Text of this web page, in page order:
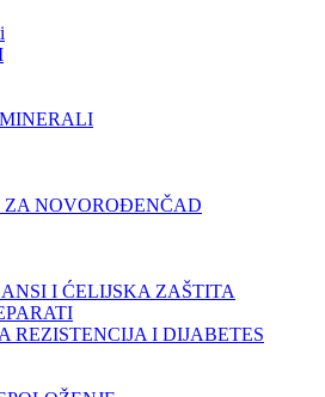
ZA NOVOROĐENČAD
I ĆELIJSKA ZAŠTITA
REZISTENCIJA I DIJABETES